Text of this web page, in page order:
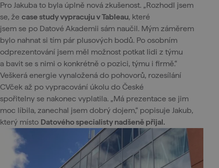
Pro Jakuba to byla úplně nová zkušenost. „Rozhodl jsem
se, že case study vypracuju v Tableau, které
jsem se po Datové Akademii sám naučil. Mým záměrem
bylo nahnat si tím pár plusových bodů. Po osobním
odprezentování jsem měl možnost potkat lidi z týmu
a bavit se s nimi o konkrétně o pozici, týmu i firmě.“
Veškerá energie vynaložená do pohovorů, rozesílání
CVček až po vypracování úkolu do České
spořitelny se nakonec vyplatila. „Má prezentace se jim
moc líbila, zanechal jsem dobrý dojem,“ popisuje Jakub,
který místo Datového specialisty nadšeně přijal.